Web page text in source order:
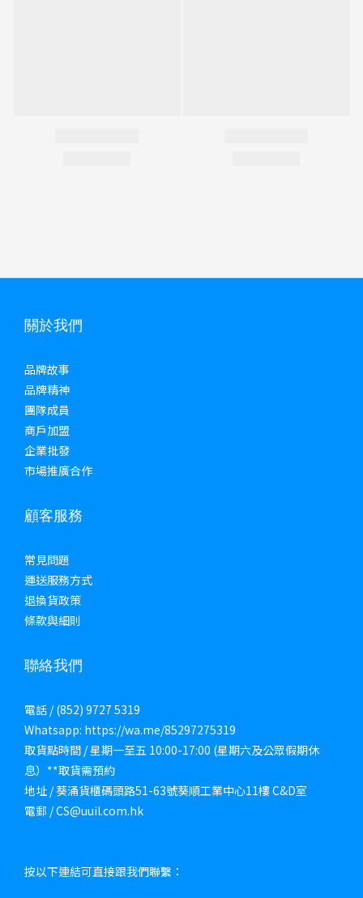
關於我們
品牌故事
品牌精神
團隊成員
商戶加盟
企業批發
市場推廣合作
顧客服務
常見問題
運送服務方式
退換貨政策
條款與細則
聯絡我們
電話 / (852) 9727 5319
Whatsapp: https://wa.me/85297275319
取貨點時間 / 星期一至五 10:00-17:00 (星期六及公眾假期休
息）**取貨需預約
地址 / 葵涌貨櫃碼頭路51-63號葵順工業中心11樓 C&D室
電郵 / CS@uuil.com.hk
按以下連結可直接跟我們聯繫：